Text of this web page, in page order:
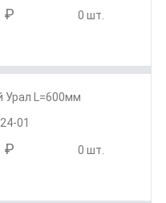
₽ 0 шт.
Урал L=600мм
01
₽ 0 шт.